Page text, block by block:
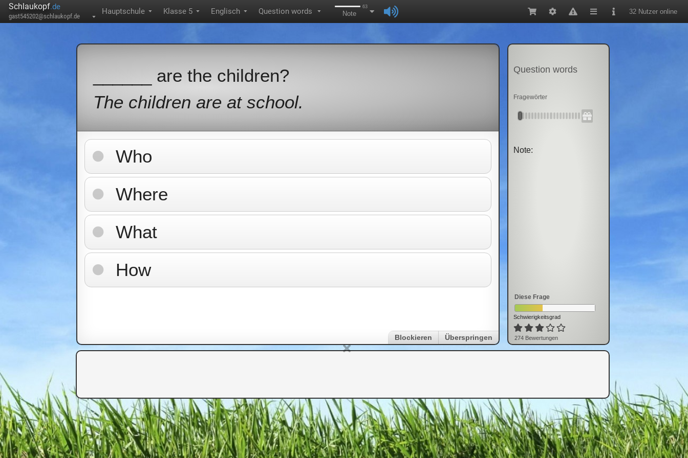
Schlaukopf.de
gast545202@schlaukopf.de ▼
Hauptschule ▼ Klasse 5 ▼ Englisch ▼ Question words ▼
63
Note 32 Nutzer online
______ are the children?
The children are at school.
Who
Where
What
How
Blockieren Überspringen
Question words
Fragewörter
Note:
Diese Frage
Schwierigkeitsgrad
274 Bewertungen